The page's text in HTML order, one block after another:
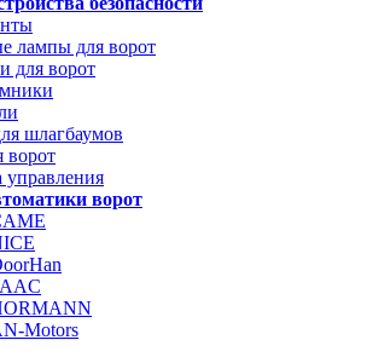
лампы для ворот
для ворот
шлагбаумов
ворот
управления
ворот
Motors